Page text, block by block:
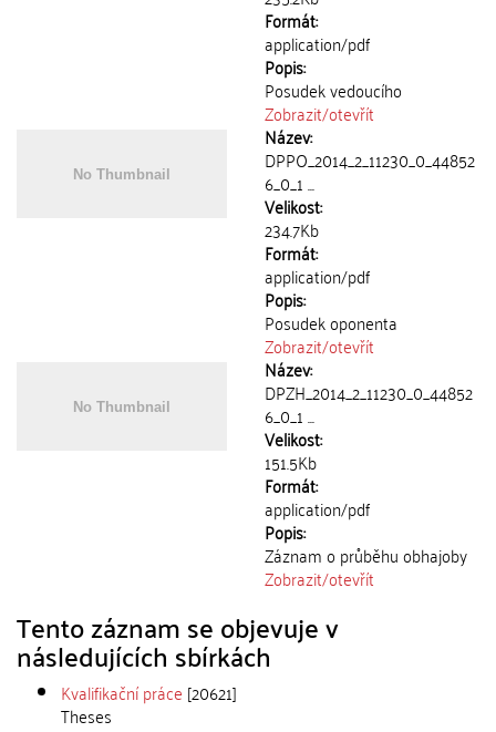
Formát:
application/pdf
Popis:
Posudek vedoucího
Zobrazit/otevřít
Název:
DPPO_2014_2_11230_0_44852
6_0_1 ...
Velikost:
234.7Kb
Formát:
application/pdf
Popis:
Posudek oponenta
Zobrazit/otevřít
Název:
DPZH_2014_2_11230_0_44852
6_0_1 ...
Velikost:
151.5Kb
Formát:
application/pdf
Popis:
Záznam o průběhu obhajoby
Zobrazit/otevřít
Tento záznam se objevuje v
následujících sbírkách
Kvalifikační práce [20621]
Theses